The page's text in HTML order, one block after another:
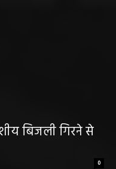
बिजली गिरने से
0